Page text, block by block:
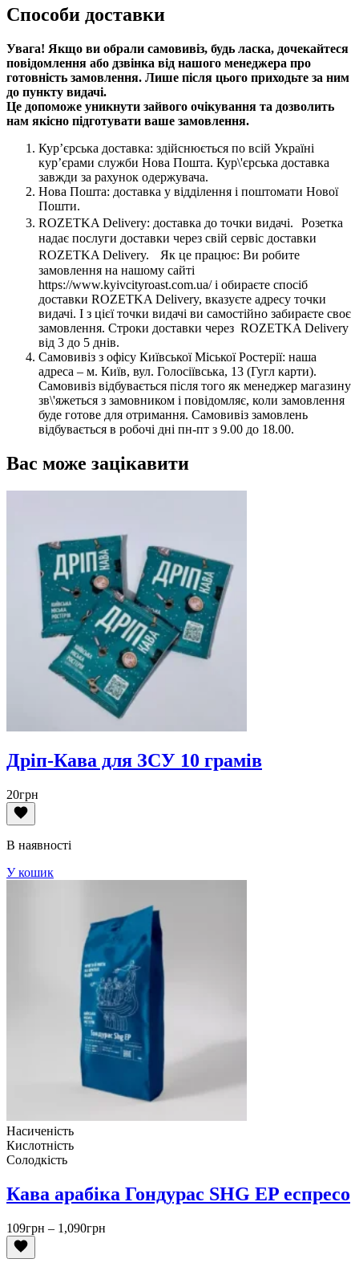
Способи доставки
Увага! Якщо ви обрали самовивіз, будь ласка, дочекайтеся
повідомлення або дзвінка від нашого менеджера про
готовність замовлення. Лише після цього приходьте за ним
до пункту видачі.
Це допоможе уникнути зайвого очікування та дозволить
нам якісно підготувати ваше замовлення.
Кур’єрська доставка: здійснюється по всій Україні
кур’єрами служби Нова Пошта. Кур\'єрська доставка
завжди за рахунок одержувача.
Нова Пошта: доставка у відділення і поштомати Нової
Пошти.
ROZETKA Delivery: доставка до точки видачі. Розетка
надає послуги доставки через свій сервіс доставки
ROZETKA Delivery. Як це працює: Ви робите
замовлення на нашому сайті
https://www.kyivcityroast.com.ua/ і обираєте спосіб
доставки ROZETKA Delivery, вказуєте адресу точки
видачі. І з цієї точки видачі ви самостійно забираєте своє
замовлення. Строки доставки через ROZETKA Delivery
від 3 до 5 днів.
Самовивіз з офісу Київської Міської Ростерії: наша
адреса – м. Київ, вул. Голосіївська, 13 (Гугл карти).
Самовивіз відбувається після того як менеджер магазину
зв\'яжеться з замовником і повідомляє, коли замовлення
буде готове для отримання. Самовивіз замовлень
відбувається в робочі дні пн-пт з 9.00 до 18.00.
Вас може зацікавити
Дріп-Кава для ЗСУ 10 грамів
20грн
В наявності
У кошик
Насиченість
Кислотність
Солодкість
Кава арабіка Гондурас SHG EP еспресо
109грн – 1,090грн